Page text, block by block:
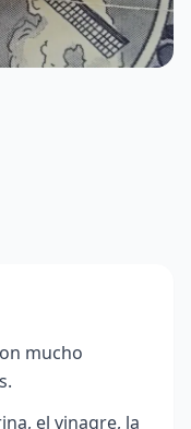
mucho
el vinagre, la